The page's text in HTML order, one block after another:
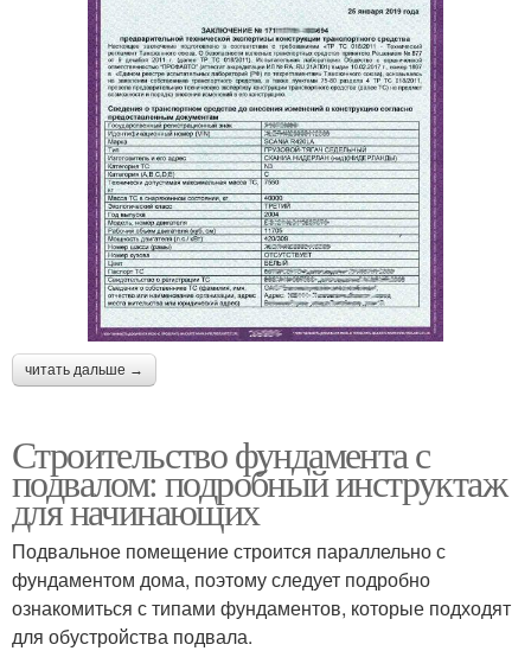
читать дальше →
Строительство фундамента с
подвалом: подробный инструктаж
для начинающих
Подвальное помещение строится параллельно с
фундаментом дома, поэтому следует подробно
ознакомиться с типами фундаментов, которые подходят
для обустройства подвала.